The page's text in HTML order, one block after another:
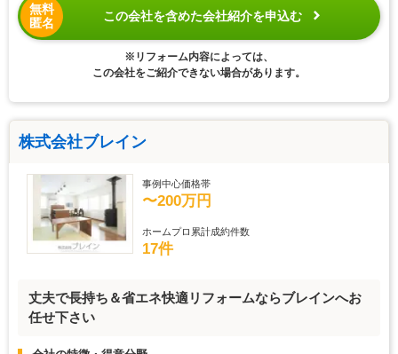
無料
匿名
この会社を含めた会社紹介を申込む
※リフォーム内容によっては、
この会社をご紹介できない場合があります。
株式会社ブレイン
事例中心価格帯
〜200万円
ホームプロ累計成約件数
17件
丈夫で長持ち＆省エネ快適リフォームならブレインへお
任せ下さい